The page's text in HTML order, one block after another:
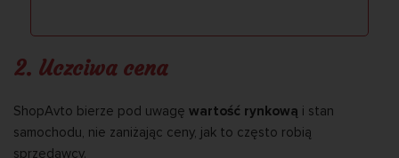
2. Uczciwa cena
ShopAvto bierze pod uwagę wartość rynkową i stan
samochodu, nie zaniżając ceny, jak to często robią
sprzedawcy.